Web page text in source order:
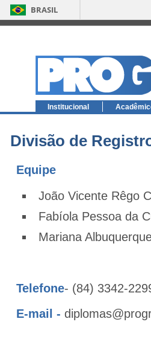
BRASIL
Institucional
Divisão de
Equipe
João Vicente Rêgo
Fabíola Pessoa da
Mariana
Telefone- (84) 3342-
E-mail -